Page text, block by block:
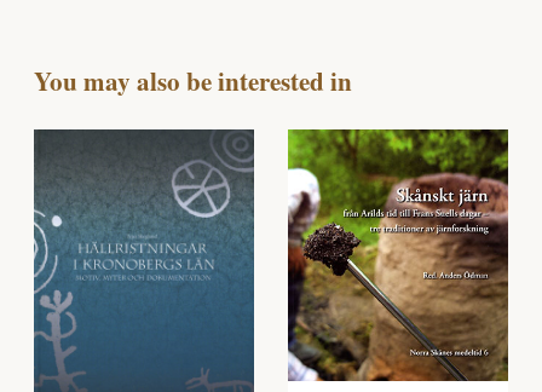
januari
1998
mängd
You may also be interested in